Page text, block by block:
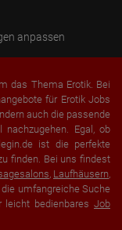
anpassen
das Thema Erotik. Bei
für Erotik Jobs
auch die passende
Egal, ob
ist die perfekte
finden. Bei uns findest
Laufhäusern
die umfangreiche Suche
bedienbares Job